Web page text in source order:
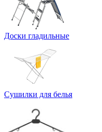
Доски гладильные
Сушилки для белья